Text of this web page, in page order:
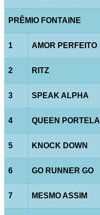
PRÊMIO FONTAINE
1 AMOR PERFEITO
2 RITZ
3 SPEAK ALPHA
4 QUEEN PORTELA
5 KNOCK DOWN
6 GO RUNNER GO
7 MESMO ASSIM